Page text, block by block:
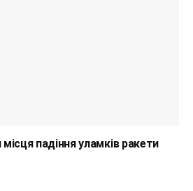
падіння уламків ракети